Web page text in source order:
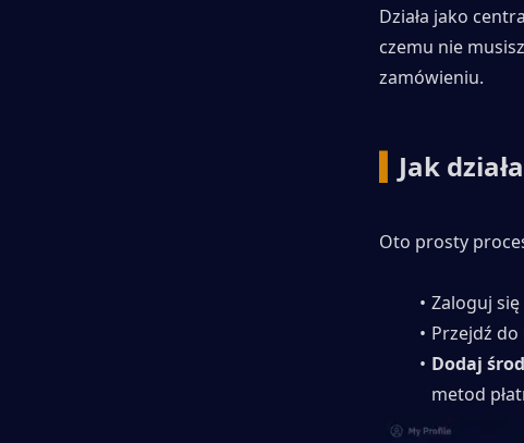
Działa jako
czemu nie
zamówieniu.
Jak
Oto prosty
Zaloguj
Przejdź do
Dodaj
metod